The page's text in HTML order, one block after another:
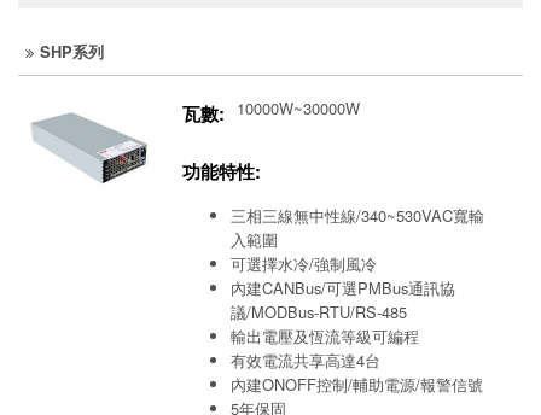
SHP系列
瓦數: 10000W~30000W
功能特性:
三相三線無中性線/340~530VAC寬輸
入範圍
可選擇水冷/強制風冷
內建CANBus/可選PMBus通訊協
議/MODBus-RTU/RS-485
輸出電壓及恆流等級可編程
有效電流共享高達4台
內建ONOFF控制/輔助電源/報警信號
5年保固